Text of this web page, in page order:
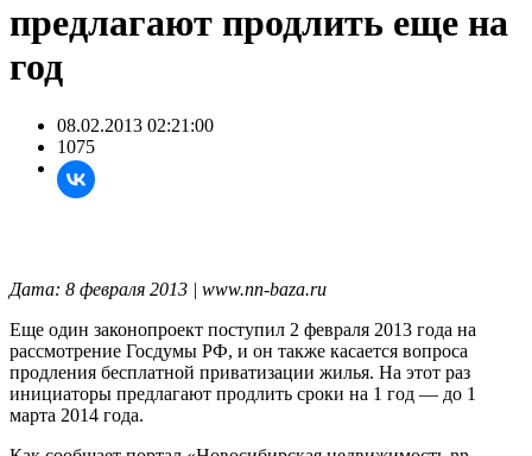
предлагают продлить еще на
год
08.02.2013 02:21:00
1075
Дата: 8 февраля 2013 | www.nn-baza.ru
Еще один законопроект поступил 2 февраля 2013 года на
рассмотрение Госдумы РФ, и он также касается вопроса
продления бесплатной приватизации жилья. На этот раз
инициаторы предлагают продлить сроки на 1 год — до 1
марта 2014 года.